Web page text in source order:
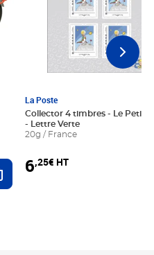
Ajouter au panier
La Poste
Collector 4 timbres - Le Petit
- Lettre Verte
20g / France
6,25€ HT